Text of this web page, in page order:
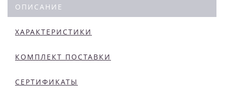
ОПИСАНИЕ
ХАРАКТЕРИСТИКИ
КОМПЛЕКТ ПОСТАВКИ
СЕРТИФИКАТЫ